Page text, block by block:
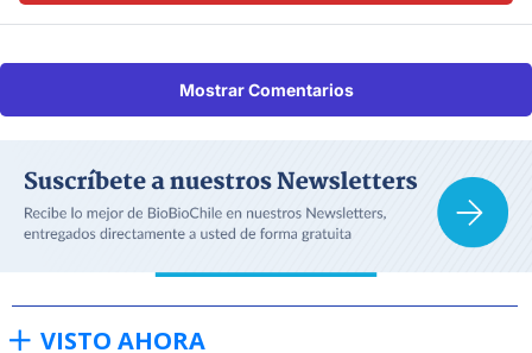
Mostrar Comentarios
VISTO AHORA